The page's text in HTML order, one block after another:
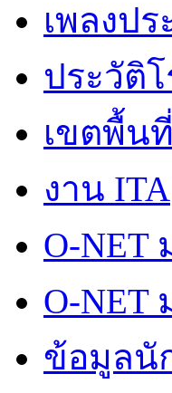
เพลงปร
ประวัติโ
เขตพื้น
งาน ITA
O-NET
O-NET
ข้อมูลนั